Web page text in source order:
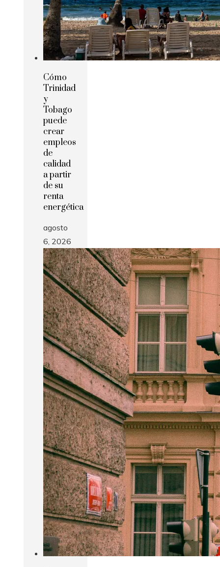
Cómo
Trinidad
y
Tobago
puede
crear
empleos
de
calidad
a partir
de su
renta
energética
agosto
6, 2026